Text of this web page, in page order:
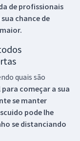
de profissionais
chance de
quais são
começar a sua
se manter
pode lhe
se distanciando